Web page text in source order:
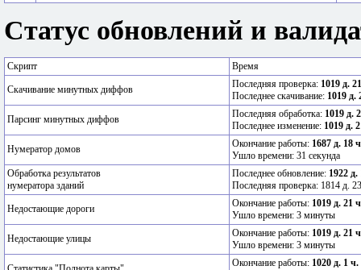
Статус обновлений и
Скрипт Время
Скачивание минутных диффов Последняя проверка: 1019 д.
Последнее скачивание: 1019 д.
Парсинг минутных диффов Последняя обработка: 1019 д.
Последнее изменение: 1019 д.
Нумератор домов Окончание работы: 1687 д. 18
Ушло времени: 31 секунда
Обработка результатов
нумератора зданий
Последнее обновление: 1922 д.
Последняя проверка: 1814 д.
Недостающие дороги Окончание работы: 1019 д. 21
Ушло времени: 3 минуты
Недостающие улицы Окончание работы: 1019 д. 21
Ушло времени: 3 минуты
Окончание работы: 1020 д. 1 ч.